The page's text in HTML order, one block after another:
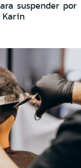
suspender por